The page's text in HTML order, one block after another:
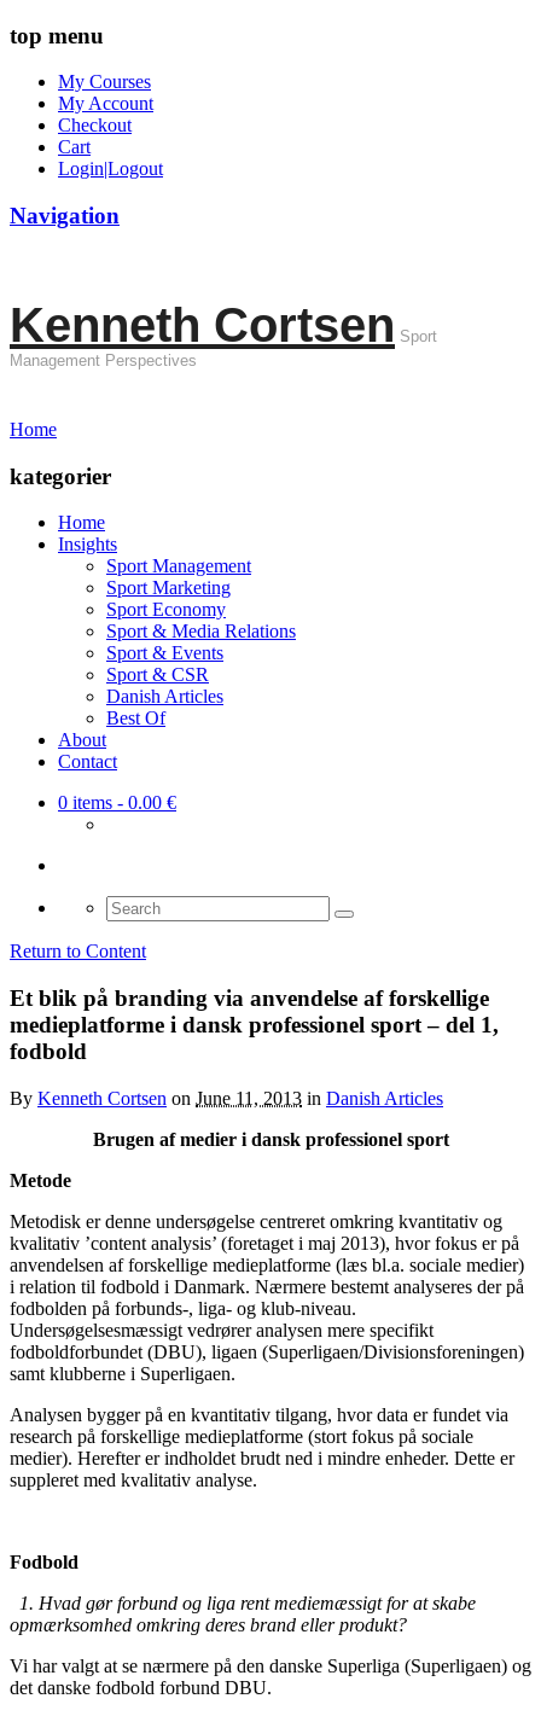
top menu
My Courses
My Account
Checkout
Cart
Login|Logout
Navigation
Kenneth Cortsen Sport
Management Perspectives
Home
kategorier
Home
Insights
Sport Management
Sport Marketing
Sport Economy
Sport & Media Relations
Sport & Events
Sport & CSR
Danish Articles
Best Of
About
Contact
0 items - 0.00 €
Search
for:
Return to Content
Et blik på branding via anvendelse af forskellige
medieplatforme i dansk professionel sport – del 1,
fodbold
By Kenneth Cortsen on June 11, 2013 in Danish Articles
Brugen af medier i dansk professionel sport
Metode
Metodisk er denne undersøgelse centreret omkring kvantitativ og
kvalitativ ’content analysis’ (foretaget i maj 2013), hvor fokus er på
anvendelsen af forskellige medieplatforme (læs bl.a. sociale medier)
i relation til fodbold i Danmark. Nærmere bestemt analyseres der på
fodbolden på forbunds-, liga- og klub-niveau.
Undersøgelsesmæssigt vedrører analysen mere specifikt
fodboldforbundet (DBU), ligaen (Superligaen/Divisionsforeningen)
samt klubberne i Superligaen.
Analysen bygger på en kvantitativ tilgang, hvor data er fundet via
research på forskellige medieplatforme (stort fokus på sociale
medier). Herefter er indholdet brudt ned i mindre enheder. Dette er
suppleret med kvalitativ analyse.
Fodbold
1. Hvad gør forbund og liga rent mediemæssigt for at skabe
opmærksomhed omkring deres brand eller produkt?
Vi har valgt at se nærmere på den danske Superliga (Superligaen) og
det danske fodbold forbund DBU.